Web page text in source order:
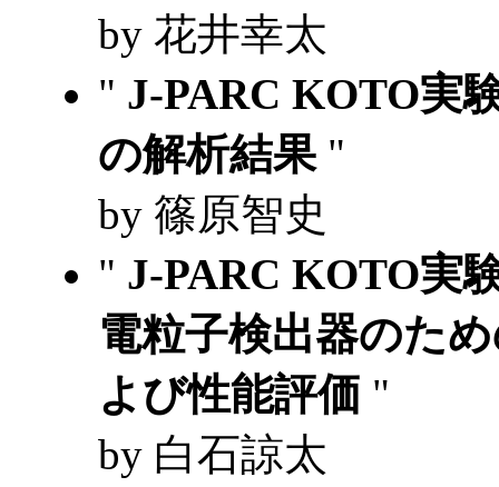
by 花井幸太
" J-PARC KOTO実
の解析結果 "
by 篠原智史
" J-PARC KOTO実
電粒子検出器のた
よび性能評価 "
by 白石諒太